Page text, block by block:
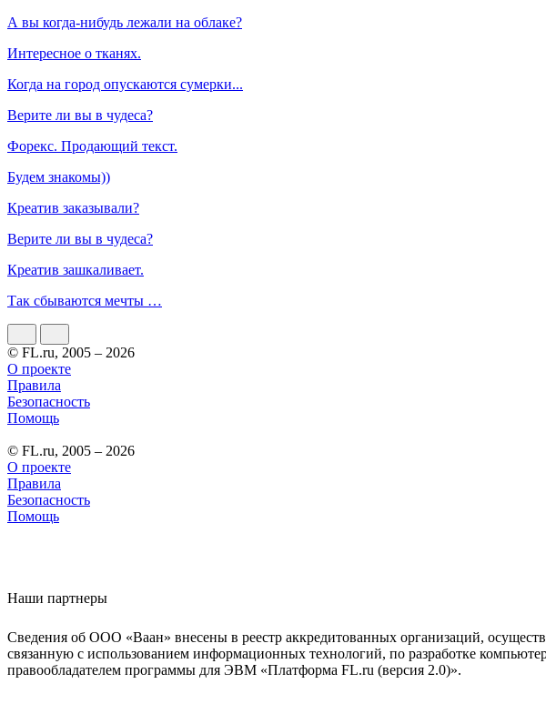
А вы когда-нибудь лежали на облаке?
Интересное о тканях.
Когда на город опускаются сумерки...
Верите ли вы в чудеса?
Форекс. Продающий текст.
Будем знакомы))
Креатив заказывали?
Верите ли вы в чудеса?
Креатив зашкаливает.
Так сбываются мечты …
© FL.ru, 2005 – 2026
О проекте
Правила
Безопасность
Помощь
© FL.ru, 2005 – 2026
О проекте
Правила
Безопасность
Помощь
Наши партнеры
Сведения об ООО «Ваан» внесены в реестр аккредитованных организаций,
связанную с использованием информационных технологий, по разработке
правообладателем программы для ЭВМ «Платформа FL.ru (версия 2.0)».